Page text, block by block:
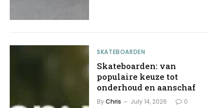
SKATEBOARDEN
Skateboarden: van
populaire keuze tot
onderhoud en aanschaf
ByChris July 14, 2026 0